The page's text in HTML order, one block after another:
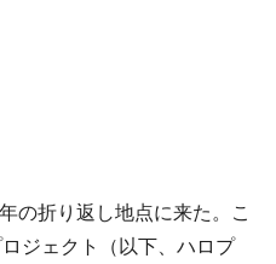
の折り返し地点に来た。こ
ジェクト（以下、ハロプ